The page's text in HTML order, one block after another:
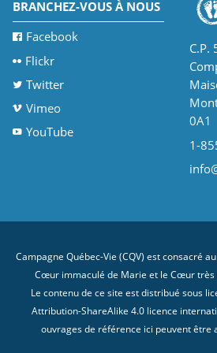
BRANCHEZ-VOUS À NOUS
Facebook
Flickr
Twitter
Vimeo
YouTube
C.P.
0A1
1-
Campagne Québec-Vie (CQV) est consacré
Cœur immaculé de Marie et le Cœur très
Le contenu de ce site est distribué sous
Attribution-ShareAlike 4.0 licence
ouvrages de référence ici peuvent être